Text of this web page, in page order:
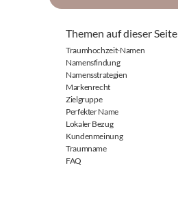
Themen auf dieser Seite
Traumhochzeit-Namen
Namensfindung
Namensstrategien
Markenrecht
Zielgruppe
Perfekter Name
Lokaler Bezug
Kundenmeinung
Traumname
FAQ